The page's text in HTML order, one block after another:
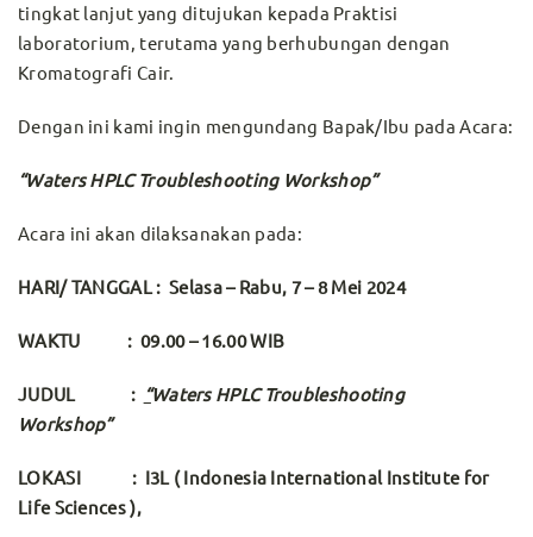
tingkat lanjut yang ditujukan kepada Praktisi
laboratorium, terutama yang berhubungan dengan
Kromatografi Cair.
Dengan ini kami ingin mengundang Bapak/Ibu pada Acara:
“Waters HPLC Troubleshooting Workshop”
Acara ini akan dilaksanakan pada:
HARI/ TANGGAL : Selasa – Rabu, 7 – 8 Mei 2024
WAKTU : 09.00 – 16.00 WIB
JUDUL : “Waters HPLC Troubleshooting
Workshop”
LOKASI : I3L ( Indonesia International Institute for
Life Sciences ),